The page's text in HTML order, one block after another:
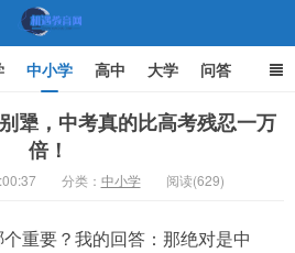
机遇教育网
中小学 高中 大学 问答
犟，中考真的比高考残忍一万
倍！
分类： 中小学 阅读(629)
重要？我的回答：那绝对是中